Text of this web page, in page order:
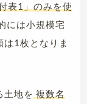
表1」のみを使
には小規模宅
1枚となりま
土地を 複数名